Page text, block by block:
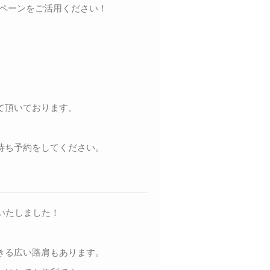
ーンをご活用ください！
頂いております。
予約をしてください。
たしました！
広い路肩もあります。